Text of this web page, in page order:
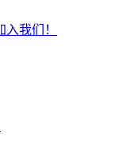
我们！